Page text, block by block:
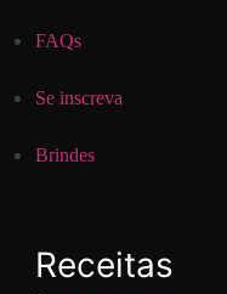
FAQs
Se inscreva
Brindes
Receitas